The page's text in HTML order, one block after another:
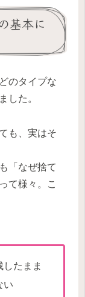
基本に
のタイプな
した。
も、実はそ
「なぜ捨て
て様々。こ
たまま
い